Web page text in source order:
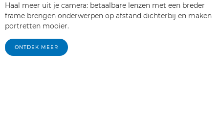
Haal meer uit je camera: betaalbare lenzen met een breder
frame brengen onderwerpen op afstand dichterbij en maken
portretten mooier.
ONTDEK MEER